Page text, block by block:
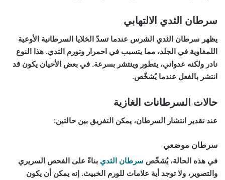
سرطان الثدي الالتهابي
يظهر سرطان الثدي الشرس عندما تسدّ الخلايا السرطانية الأوعية
اللمفاوية في الجلد، مما يتسبب في احمرار وتورم الثدي. هذا النوع
نادر ولكنه عدواني، يتطور وينتشر بسرعة. في بعض الأحيان يكون قد
انتشر بالفعل عندما يُشخّص.
حالات السرطانات الغازية
عند تقدير انتشار السرطان، يمكن التفريق بين حالتين:
سرطان موضعي
في هذه الحالة، يُشخّص سرطان الثدي بناءً على الفحص السريري
والتصوير، ولا توجد أية علامات للورم الخبيث. إنه يمكن أن يكون